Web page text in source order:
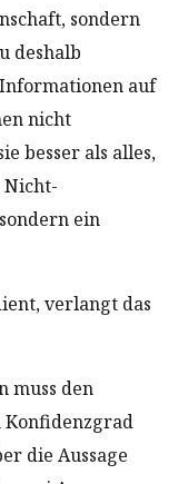
sondern
deshalb
auf
nicht
besser als alles,
Nicht-
ein
verlangt das
muss den
Konfidenzgrad
die Aussage